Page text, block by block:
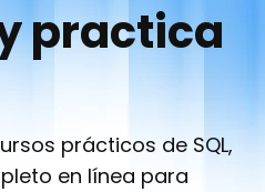
practica
prácticos de SQL,
en línea para